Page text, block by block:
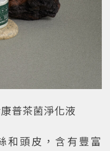
普茶菌淨化液
和頭皮，含有豐富